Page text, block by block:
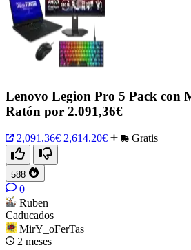
Lenovo Legion Pro 5 Pack con
Ratón por 2.091,36€
2,091.36€ 2,614.20€ Gratis
588
0
Ruben
Caducados
MirY_oFerTas
2 meses